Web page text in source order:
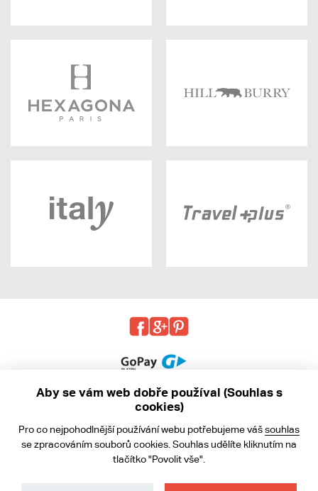
Obchodní podmínky
Ochrana osobních údajů
Aby se vám web dobře používal (Souhlas s
cookies)
Pro co nejpohodlnější používání webu potřebujeme vášsouhlas
se zpracováním souborů cookies. Souhlas udělíte kliknutím na
tlačítko "Povolit vše".